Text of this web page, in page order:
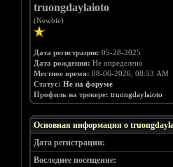
truongdaylaioto
(Newbie)
Дата регистрации: 05-28-2025
Дата рождения: Не определено
Местное время: 08-06-2026, 08:53 AM
Статус: Не на форуме
Профиль на трекере: truongdaylaioto
Основная информация о
Дата регистрации:
Воследнее посещение: